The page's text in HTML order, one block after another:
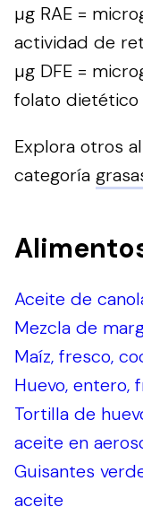
µg RAE =
actividad de
µg DFE =
folato dietético
Explora otros
categoría
Aceite de
Mezcla de
Maíz, fresco,
Huevo, entero,
Tortilla de
aceite en
Guisantes
aceite